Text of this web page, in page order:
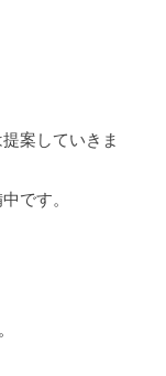
案していきま
です。